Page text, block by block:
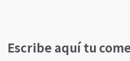
Escribe aquí tu